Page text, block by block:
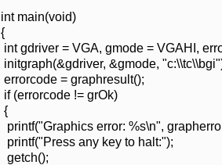
int main(void)
{
int gdriver = VGA, gmode = VGAHI,
initgraph(&gdriver, &gmode,
errorcode = graphresult();
if (errorcode != grOk)
{
printf("Graphics error: %s\n",
printf("Press any key to halt:");
getch();